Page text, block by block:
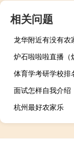
相关问题
龙华附近有没有农
体育学考研学校排
面试怎样自我介绍
杭州最好农家乐